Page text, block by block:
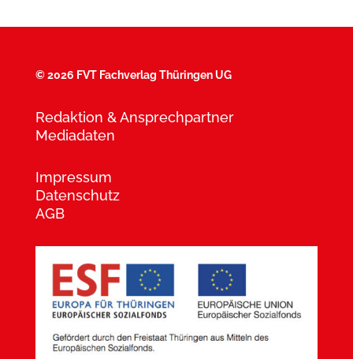
©2026 FVT Fachverlag Thüringen UG
Redaktion & Ansprechpartner
Mediadaten
Impressum
Datenschutz
AGB